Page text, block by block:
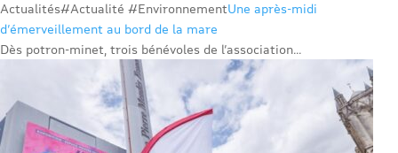
Actualités#Actualité #EnvironnementUne après-midi
d’émerveillement au bord de la mare
Dès potron-minet, trois bénévoles de l’association...